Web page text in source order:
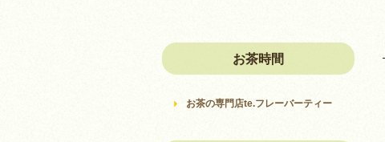
お茶時間
お茶の専門店te.フレーバーティー